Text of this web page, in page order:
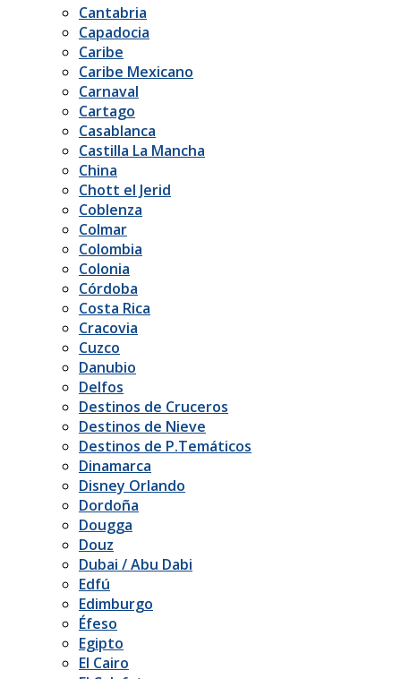
Cantabria
Capadocia
Caribe
Caribe Mexicano
Carnaval
Cartago
Casablanca
Castilla La Mancha
China
Chott el Jerid
Coblenza
Colmar
Colombia
Colonia
Córdoba
Costa Rica
Cracovia
Cuzco
Danubio
Delfos
Destinos de Cruceros
Destinos de Nieve
Destinos de P.Temáticos
Dinamarca
Disney Orlando
Dordoña
Dougga
Douz
Dubai / Abu Dabi
Edfú
Edimburgo
Éfeso
Egipto
El Cairo